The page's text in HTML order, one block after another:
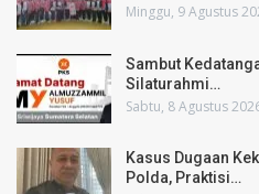
Minggu, 9 Agustus
Sambut
Silaturahmi…
Sabtu, 8 Agustus
Kasus Dugaan
Polda, Praktisi…